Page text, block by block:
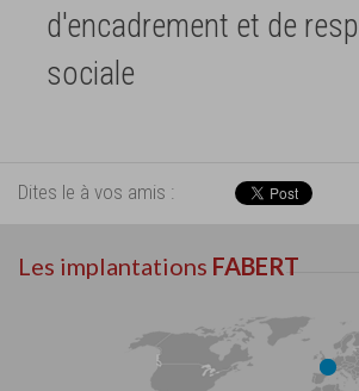
d'encadrement et de
sociale
Dites le à vos amis :
Les implantations FABERT